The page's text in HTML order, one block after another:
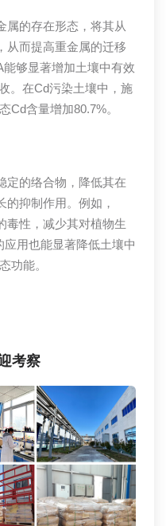
属的存在形态，将其从
从而提高重金属的迁移
够显著增加土壤中有效
。在Cd污染土壤中，施
Cd含量增加80.7%。
定的络合物，降低其在
的抑制作用。例如，
毒性，减少其对植物生
用也能显著降低土壤中
功能。
考察